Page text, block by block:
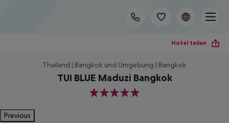
Hotel teilen
Thailand | Bangkok und Umgebung | Bangkok
TUI BLUE Maduzi Bangkok
5
Previous